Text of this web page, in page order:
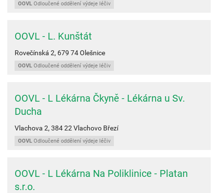
OOVL Odloučené oddělení výdeje léčiv
OOVL - L. Kunštát
Rovečínská 2, 679 74Olešnice
OOVL Odloučené oddělení výdeje léčiv
OOVL - L Lékárna Čkyně - Lékárna u Sv.
Ducha
Vlachova 2, 384 22 Vlachovo Březí
OOVL Odloučené oddělení výdeje léčiv
OOVL - L Lékárna Na Poliklinice - Platan
s.r.o.